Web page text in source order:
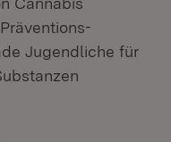
Jugendliche für